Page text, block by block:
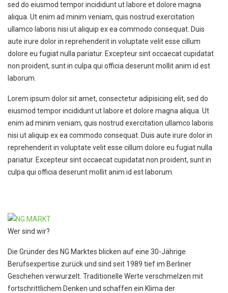
sed do eiusmod tempor incididunt ut labore et dolore magna
aliqua. Ut enim ad minim veniam, quis nostrud exercitation
ullamco laboris nisi ut aliquip ex ea commodo consequat. Duis
aute irure dolor in reprehenderit in voluptate velit esse cillum
dolore eu fugiat nulla pariatur. Excepteur sint occaecat cupidatat
non proident, sunt in culpa qui officia deserunt mollit anim id est
laborum.
Lorem ipsum dolor sit amet, consectetur adipisicing elit, sed do
eiusmod tempor incididunt ut labore et dolore magna aliqua. Ut
enim ad minim veniam, quis nostrud exercitation ullamco laboris
nisi ut aliquip ex ea commodo consequat. Duis aute irure dolor in
reprehenderit in voluptate velit esse cillum dolore eu fugiat nulla
pariatur. Excepteur sint occaecat cupidatat non proident, sunt in
culpa qui officia deserunt mollit anim id est laborum.
Wer sind wir?
Die Gründer des NG Marktes blicken auf eine 30-Jährige
Berufsexpertise zurück und sind seit 1989 tief im Berliner
Geschehen verwurzelt. Traditionelle Werte verschmelzen mit
fortschrittlichem Denken und schaffen ein Klima der